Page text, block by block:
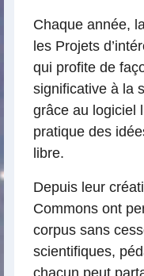
Chaque année,
les Projets
qui profite de
significative à la
grâce au logiciel
pratique des
libre.
Depuis leur
Commons ont
corpus sans
scientifiques,